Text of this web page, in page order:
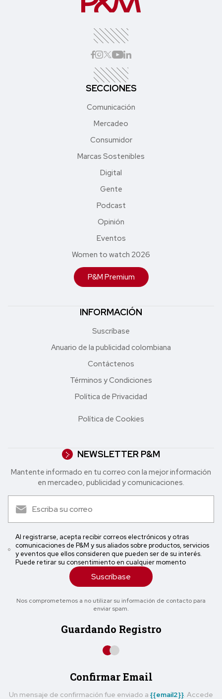
SECCIONES
Comunicación
Mercadeo
Consumidor
Marcas Sostenibles
Digital
Gente
Podcast
Opinión
Eventos
Women to watch 2026
P&M Premium
INFORMACIÓN
Suscríbase
Anuario de la publicidad colombiana
Contáctenos
Términos y Condiciones
Política de Privacidad
Política de Cookies
NEWSLETTER P&M
Mantente informado en tu correo con la mejor in formación
en mercadeo, publicidad y comunicaciones.
Al registrarse, acepta recibir correos electrónicos y otras
comunicaciones de P&M y sus aliados sobre productos, servicios
y eventos que ellos consideren que pueden ser de su interés.
Puede retirar su consentimiento en cualquier momento
Suscríbase
Nos comprometemos a no utilizar su información de contacto para
enviar spam.
Guardando Registro
Confirmar Email
Un mensaje de confirmación fue enviado a {{email2}} . Accede